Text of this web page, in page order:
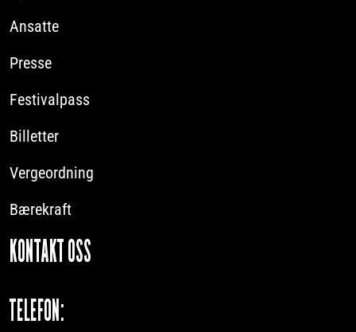
Ansatte
Presse
Festivalpass
Billetter
Vergeordning
Bærekraft
KONTAKT OSS
TELEFON: